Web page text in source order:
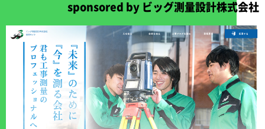
sponsored by ビッグ測量設計株式会社